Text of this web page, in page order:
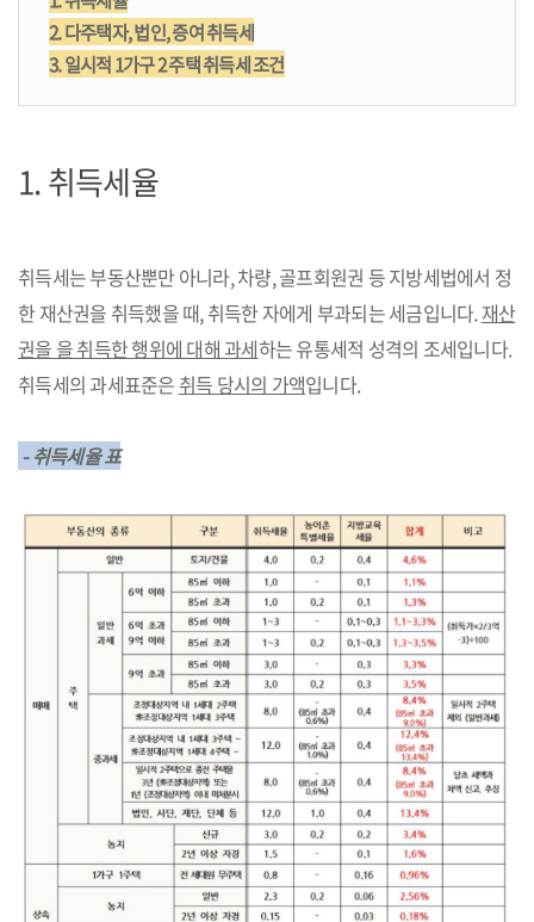
2. 다주택자, 법인, 증여 취득세
3. 일시적 1가구 2 주택 취득세 조건
1.취득세율
취득세는 부동산뿐만 아니라, 차량, 골프회원권 등 지방세법에서 정
한 재산권을 취득했을 때, 취득한 자에게 부과되는 세금입니다.재산
권을 을 취득한 행위에 대해 과세하는 유통세적 성격의 조세입니다.
취득세의 과세표준은 취득 당시의 가액입니다.
- 취득세율 표